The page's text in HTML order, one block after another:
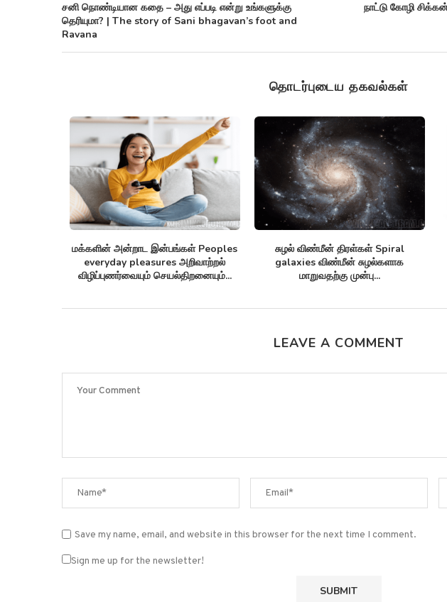
சனி நொண்டியான கதை – அது எப்படி என்று உங்களுக்கு
தெரியுமா? | The story of Sani bhagavan’s foot and
Ravana
நாட்டு கோழி
தொடர்புடைய தகவல்கள்
சுழல் விண்மீன் திரள்கள் Spiral
galaxies விண்மீன் சுழல்களாக
மாறுவதற்கு முன்பு...
அன்னோம் கிட்டத்தட்ட Annom lists
proteins 2 மில்லியன் புரதங்களை
பட்டியலிடுகிறது!
ஒரு
arctic sea
LEAVE A COMMENT
Save my name, email, and website in this browser for the next time I comment.
Sign me up for the newsletter!